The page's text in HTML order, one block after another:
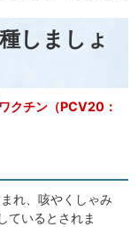
しましょ
クチン（PCV20：
れ、咳やくしゃみ
ているとされま